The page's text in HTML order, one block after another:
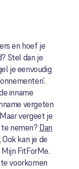
en hoef je
Stel dan je
je eenvoudig
inname
vergeten
vergeet je
nemen? Dan
Ook kan je de
FitForMe.
voorkomen